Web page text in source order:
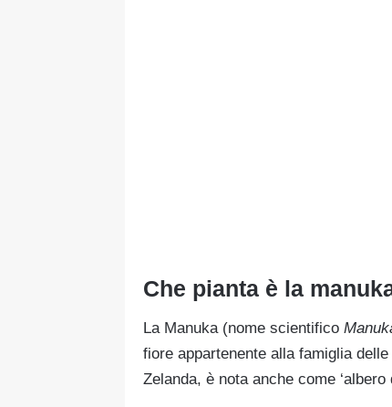
Che pianta è la
La Manuka (nome scientifico
fiore appartenente alla famiglia delle
Zelanda, è nota anche come